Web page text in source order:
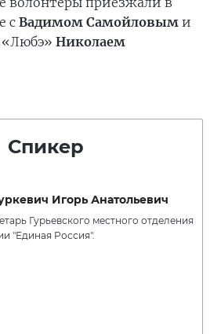
с Вадимом Самойловым и
Николаем
Спикер
Игорь Анатольевич
Гурьевского местного отделения
"Единая Россия".